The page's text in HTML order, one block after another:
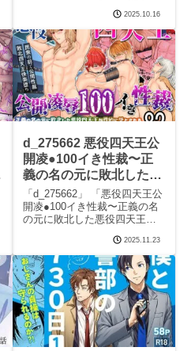
ZOMBIE PRODUCTIONSのエ
ロマンガです。 続きを読む
d_178933 夢幻の如く肆（四）
の見どころシーン夢幻
2025.10.16
d_275662 悪役四天王公
開凌●100イき性裁〜正
義の名の元に敗北した悪
役四天王が性的に堕とさ
れる〜 【BLマンガ無料
フル】エルドラド工房
「d_275662」 「悪役四天王公
開凌●100イき性裁〜正義の名
の元に敗北した悪役四天王が
ドラド工房」この記事はPRを
含みます サークルエルドラド
工房のエロマンガです。 続き
を読むd_275662 悪役四天王公
開
2025.11.23